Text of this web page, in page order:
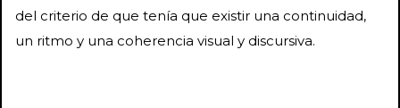
del criterio de que tenía que existir una continuidad,
un ritmo y una coherencia visual y discursiva.